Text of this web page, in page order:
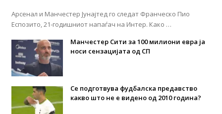
Арсенал и Манчестер Јунајтед го следат Франческо Пио
Еспозито, 21-годишниот напаѓач на Интер. Како …
Манчестер Сити за 100 милиони евра ја
носи сензацијата од СП
Се подготвува фудбалска предавство
какво што не е видено од 2010 година?